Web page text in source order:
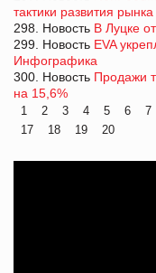
тактики развития
298. Новость В Луцке
299. Новость EVA
Инфографика
300. Новость Продажи
на 15,6%
1 2 3 4 5 6 7
17
18 19 20